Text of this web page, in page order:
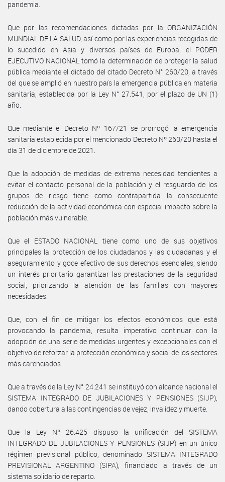
pandemia.
Que por las recomendaciones dictadas por la ORGANIZACIÓN
MUNDIAL DE LA SALUD, así como por las experiencias recogidas de
lo sucedido en Asia y diversos países de Europa, el PODER
EJECUTIVO NACIONAL tomó la determinación de proteger la salud
pública mediante el dictado del citado Decreto N° 260/20, a través
del que se amplió en nuestro país la emergencia pública en materia
sanitaria, establecida por la Ley N° 27.541, por el plazo de UN (1)
año.
Que mediante el Decreto Nº 167/21 se prorrogó la emergencia
sanitaria establecida por el mencionado Decreto Nº 260/20 hasta el
día 31 de diciembre de 2021.
Que la adopción de medidas de extrema necesidad tendientes a
evitar el contacto personal de la población y el resguardo de los
grupos de riesgo tiene como contrapartida la consecuente
reducción de la actividad económica con especial impacto sobre la
población más vulnerable.
Que el ESTADO NACIONAL tiene como uno de sus objetivos
principales la protección de los ciudadanos y las ciudadanas y el
aseguramiento y goce efectivo de sus derechos esenciales, siendo
un interés prioritario garantizar las prestaciones de la seguridad
social, priorizando la atención de las familias con mayores
necesidades.
Que, con el fin de mitigar los efectos económicos que está
provocando la pandemia, resulta imperativo continuar con la
adopción de una serie de medidas urgentes y excepcionales con el
objetivo de reforzar la protección económica y social de los sectores
más carenciados.
Que a través de la Ley N° 24.241 se instituyó con alcance nacional el
SISTEMA INTEGRADO DE JUBILACIONES Y PENSIONES (SIJP),
dando cobertura a las contingencias de vejez, invalidez y muerte.
Que la Ley Nº 26.425 dispuso la unificación del SISTEMA
INTEGRADO DE JUBILACIONES Y PENSIONES (SIJP) en un único
régimen previsional público, denominado SISTEMA INTEGRADO
PREVISIONAL ARGENTINO (SIPA), financiado a través de un
sistema solidario de reparto.